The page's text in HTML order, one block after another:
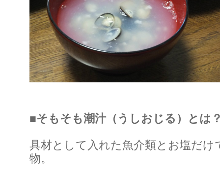
■そもそも潮汁（うしおじる）とは
具材として入れた魚介類とお塩だけ
物。